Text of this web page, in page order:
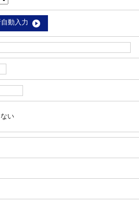
動入力
ない